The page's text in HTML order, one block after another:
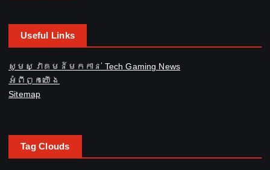
Useful Links
សូមស្វាគមន៍មកកាន់ Tech Gaming News
អំពី​ពួក​យើង
Sitemap
Tag Clouds